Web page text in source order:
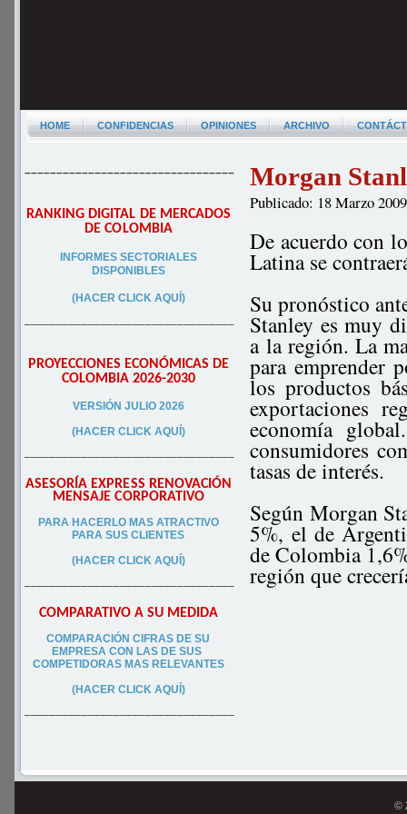
HOME CONFIDENCIAS OPINIONES ARCHIVO
–––––––––––––––––––––––––––––––––
RANKING DIGITAL DE MERCADOS
DE COLOMBIA
INFORMES SECTORIALES
DISPONIBLES
(HACER CLICK AQUÍ)
–––––––––––––––––––––––––––––––––
PROYECCIONES ECONÓMICAS DE
COLOMBIA 2026-2030
VERSIÓN JULIO 2026
(HACER CLICK AQUÍ)
–––––––––––––––––––––––––––––––––
ASESORÍA EXPRESS RENOVACIÓN
MENSAJE CORPORATIVO
PARA HACERLO MAS ATRACTIVO
PARA SUS CLIENTES
(HACER CLICK AQUÍ)
–––––––––––––––––––––––––––––––––
COMPARATIVO A SU MEDIDA
COMPARACIÓN CIFRAS DE SU
EMPRESA CON LAS DE SUS
COMPETIDORAS MAS RELEVANTES
(HACER CLICK AQUÍ)
–––––––––––––––––––––––––––––––––
Morgan
Publicado: 18 Marzo 2009
De acuerdo con
Latina se
Su pronóstico
Stanley es muy
a la región. La
para emprender
los productos
exportaciones
economía
consumidores
tasas de interés.
Según Morgan
5%, el de
de Colombia
región que
©